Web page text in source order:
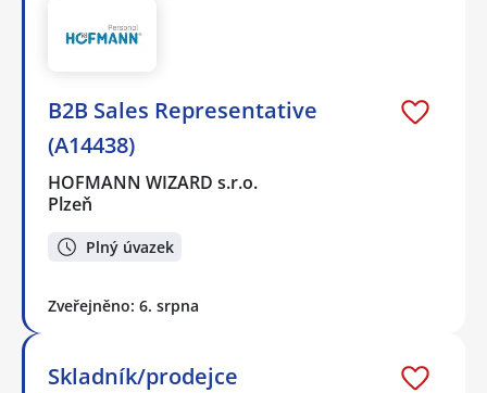
B2B Sales Representative
(A14438)
HOFMANN WIZARD s.r.o.
Plzeň
Plný úvazek
Zveřejněno: 6. srpna
Skladník/prodejce